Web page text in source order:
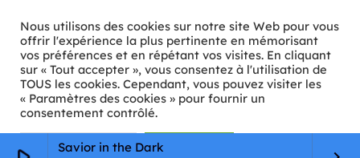
Savior in the Dark
🛡️ RGPD
Copyright © 2026 Animkids. Tous droits réservés.
Nous utilisons des cookies sur notre site Web pour vous
offrir l'expérience la plus pertinente en mémorisant
vos préférences et en répétant vos visites. En cliquant
sur « Tout accepter », vous consentez à l'utilisation de
TOUS les cookies. Cependant, vous pouvez visiter les
« Paramètres des cookies » pour fournir un
consentement contrôlé.
Paramètres Cookie Tout accepter